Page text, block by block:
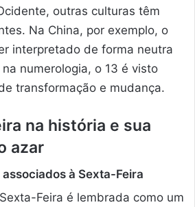
outras culturas têm
Na China, por exemplo, o
interpretado de forma neutra
numerologia, o 13 é visto
transformação e mudança.
na história e sua
azar
à Sexta-Feira
Feira é lembrada como um